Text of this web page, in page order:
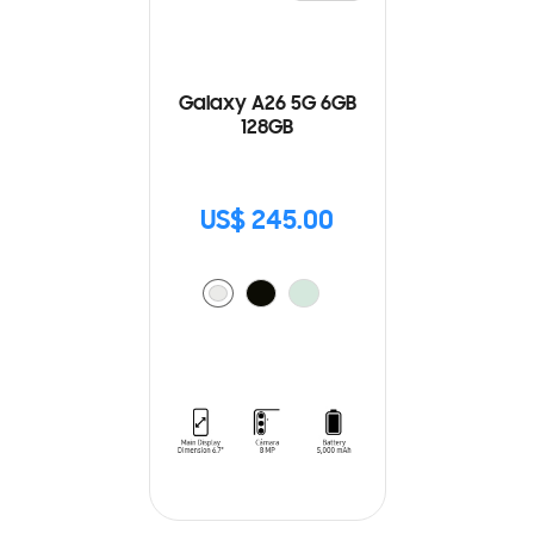
Galaxy A26 5G 6GB
128GB
US$ 245.00